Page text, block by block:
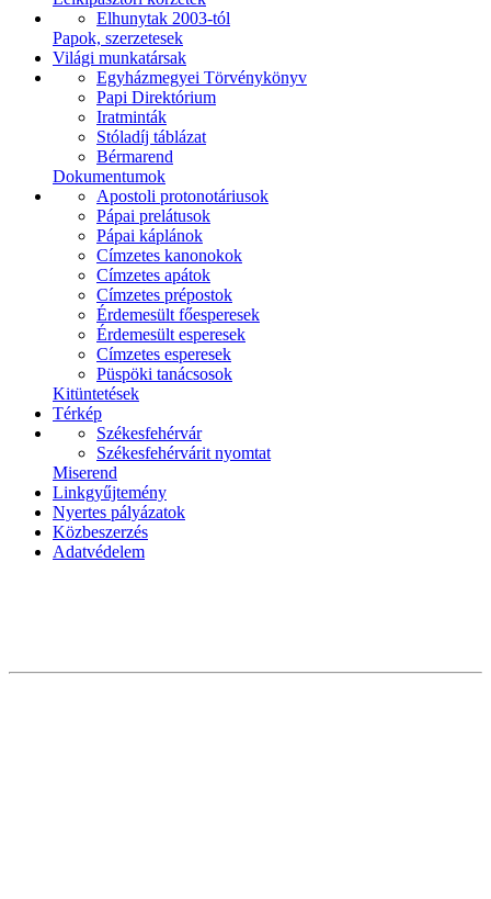
Elhunytak 2003-tól
Papok, szerzetesek
Világi munkatársak
Egyházmegyei Törvénykönyv
Papi Direktórium
Iratminták
Stóladíj táblázat
Bérmarend
Dokumentumok
Apostoli protonotáriusok
Pápai prelátusok
Pápai káplánok
Címzetes kanonokok
Címzetes apátok
Címzetes prépostok
Érdemesült főesperesek
Érdemesült esperesek
Címzetes esperesek
Püspöki tanácsosok
Kitüntetések
Térkép
Székesfehérvár
Székesfehérvárit nyomtat
Miserend
Linkgyűjtemény
Nyertes pályázatok
Közbeszerzés
Adatvédelem